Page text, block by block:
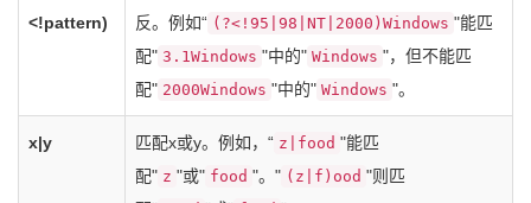
<!pattern)
反。例如“ (?<!95|98|NT|2000)Windows "能匹
配" 3.1Windows "中的" Windows "，但不能匹
配" 2000Windows "中的" Windows "。
x|y 匹配x或y。例如，“ z|food "能匹
配" z "或" food "。" (z|f)ood "则匹